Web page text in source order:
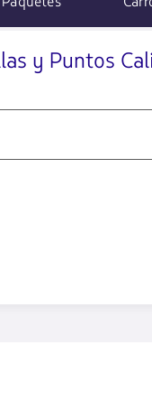
y Puntos